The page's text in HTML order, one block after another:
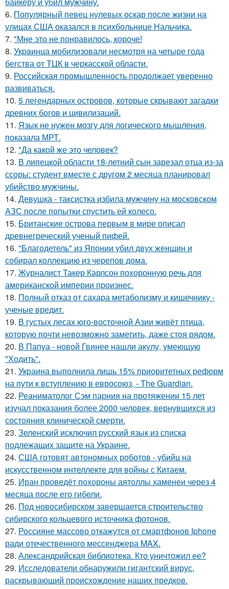
6. Популярный певец нулевых оскар после жизни на
улицах США оказался в психбольнице Нальчика.
7. "Мне это не понравилось, короче!
8. Укpaинца мобилизовали несмотря на четыре года
бегства от ТЦК в черкасской области.
9. Российская промышленность продолжает уверенно
развиваться.
10. 5 легендарных островов, которые скрывают загадки
древних богов и цивилизаций.
11. Язык не нужен мозгу для логического мышления,
показала МРТ.
12. "Да какой же это человек?
13. В липецкой области 18-летний сын зарезал отца из-за
ссоры: студент вместе с другом 2 месяца планировал
убийство мужчины.
14. Девушка - таксистка избила мужчину на московском
АЗС после попытки спустить ей колесо.
15. Британские острова первым в мире описал
древнегреческий ученый пифей.
16. "Благодетель" из Японии убил двух женщин и
собирал коллекцию из черепов дома.
17. Журналист Такер Карлсон похоронную речь для
американской империи произнес.
18. Полный отказ от сахара метаболизму и кишечнику -
ученые вредит.
19. В густых лесах юго-восточной Азии живёт птица,
которую почти невозможно заметить, даже стоя рядом.
20. В Папуа - новой Гвинее нашли акулу, умеющую
"Ходить".
21. Украина выполнила лишь 15% приоритетных реформ
на пути к вступлению в евросоюз, - The Guardian.
22. Реаниматолог Сэм парния на протяжении 15 лет
изучал показания более 2000 человек, вернувшихся из
состояния клинической смерти.
23. Зеленский исключил русский язык из списка
подлежащих защите на Украине.
24. США готовят автономных роботов - убийц на
искусственном интеллекте для войны с Китаем.
25. Иран проведёт похороны аятоллы хаменеи через 4
месяца после его гибели.
26. Под новосибирском завершается строительство
сибирского кольцевого источника фотонов.
27. Россияне массово откажутся от смартфонов Iphone
ради отечественного мессенджера MAX.
28. Александрийская библиотека. Кто уничтожил ее?
29. Исследователи обнаружили гигантский вирус,
раскрывающий происхождение наших предков.